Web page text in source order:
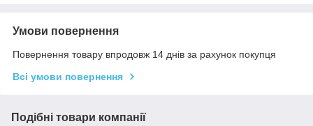
Умови повернення
Повернення товару впродовж 14 днів за рахунок покупця
Всі умови повернення
Подібні товари компанії